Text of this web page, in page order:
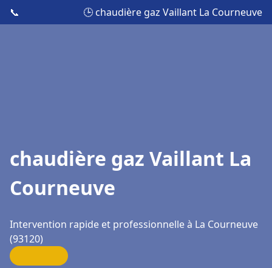
📞 🕒 chaudière gaz Vaillant La Courneuve
chaudière gaz Vaillant La
Courneuve
Intervention rapide et professionnelle à La Courneuve
(93120)